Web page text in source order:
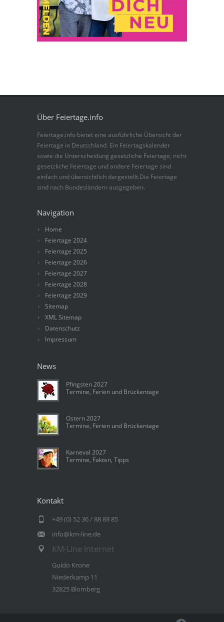
Über Feiertage.info
Feiertage.info bietet eine ausführliche Übersicht der
Feiertage in Deutschland. Ein Feiertagskalender
sowie die Unterscheidung gesetzliche Feiertage, nicht
gesetzliche Feiertage und andere Feiertage sind
einfach und übersichtlich dargestellt.Die Feiertage
sind nach Bundesländern ausgegeben.
Navigation
Home
Feiertage 2024
Feiertage 2025
Feiertage 2026
Feiertage 2027
Feiertage 2028
Feiertage 2029
Sitemap
XML Sitemap
Datenschutz
Impressum
News
Pfingsten 2027
Termine, Ferien und Brückentage
Ostern 2027
Termine, Ferien und Brückentage
Karneval 2027
Termine, Fakten, Tipps
Kontakt
+49 (0) 52 36 / 88 88 85
info@km-line.de
KM-Line Internet
Guido Krone
Niederkamp 11
32825 Blomberg